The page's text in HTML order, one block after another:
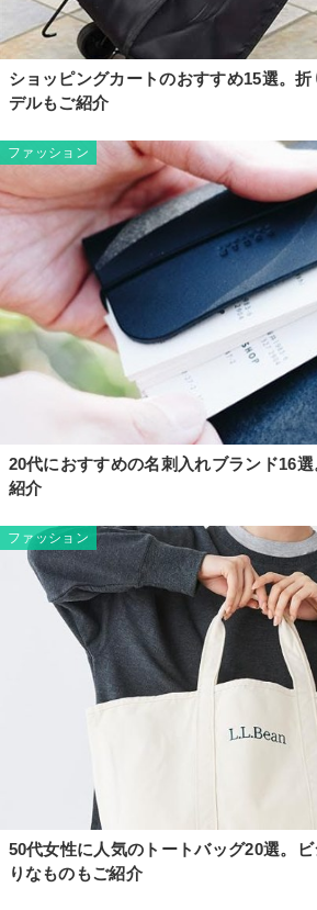
ショッピングカートのおすすめ15選。
デルもご紹介
ファッション
20代におすすめの名刺入れブランド16
紹介
ファッション
50代女性に人気のトートバッグ20選。
りなものもご紹介